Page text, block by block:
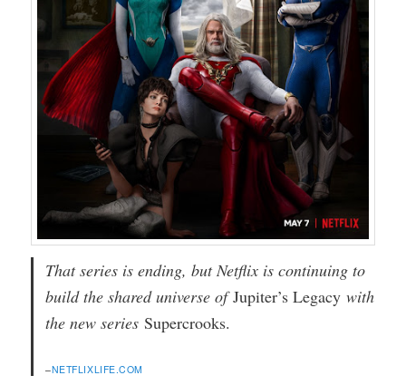
That series is ending, but Netflix is continuing to
build the shared universe ofJupiter’s Legacy with
the new seriesSupercrooks.
–NETFLIXLIFE.COM